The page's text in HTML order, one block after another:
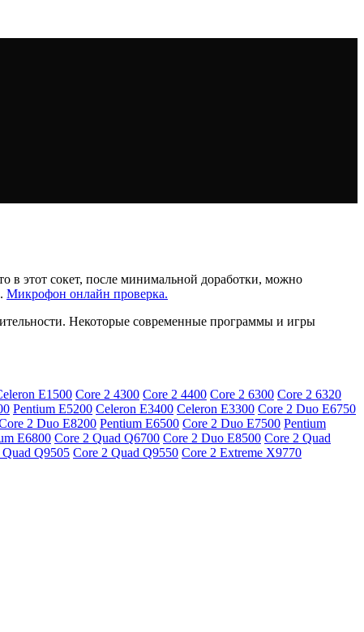
в этот сокет, после минимальной доработки, можно
Микрофон онлайн проверка.
Некоторые современные программы и игры
E1500 Core 2 4300 Core 2 4400 Core 2 6300 Core 2 6320
Pentium E5200 Celeron E3400 Celeron E3300 Core 2 Duo E6750
2 Duo E8200 Pentium E6500 Core 2 Duo E7500 Pentium
E6800 Core 2 Quad Q6700 Core 2 Duo E8500 Core 2 Quad
Q9505 Core 2 Quad Q9550 Core 2 Extreme X9770